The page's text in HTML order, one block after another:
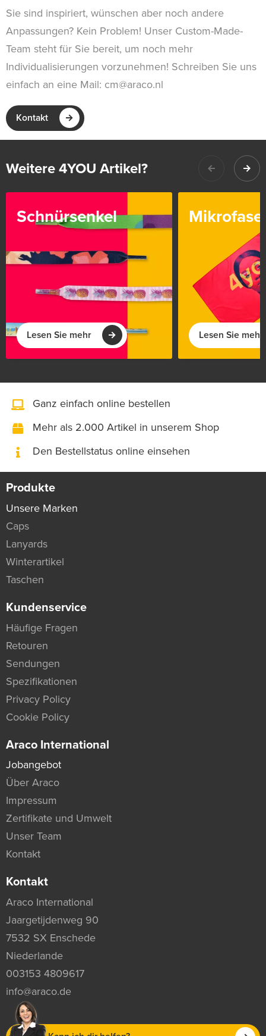
Sie sind inspiriert, wünschen aber noch andere
Anpassungen? Kein Problem! Unser Custom-Made-
Team steht für Sie bereit, um noch mehr
Individualisierungen vorzunehmen! Schreiben Sie uns
einfach an eine Mail: cm@araco.nl
Kontakt
Weitere 4YOU Artikel?
Schnürsenkel
Lesen Sie mehr Lesen Sie mehr
Ganz einfach online bestellen
Mehr als 2.000 Artikel in unserem Shop
Den Bestellstatus online einsehen
Produkte
Unsere Marken
Caps
Lanyards
Winterartikel
Taschen
Kundenservice
Häufige Fragen
Retouren
Sendungen
Spezifikationen
Privacy Policy
Cookie Policy
Araco International
Jobangebot
Über Araco
Impressum
Zertifikate und Umwelt
Unser Team
Kontakt
Kontakt
Araco International
Jaargetijdenweg 90
7532 SX Enschede
Niederlande
003153 4809617
info@araco.de